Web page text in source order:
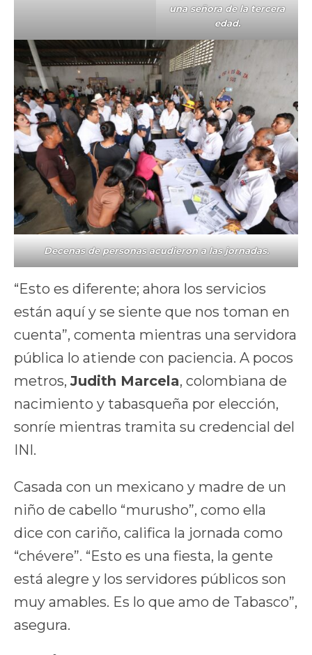
una señora de la tercera
edad.
Decenas de personas acudieron a las jornadas.
“Esto es diferente; ahora los servicios
están aquí y se siente que nos toman en
cuenta”, comenta mientras una servidora
pública lo atiende con paciencia. A pocos
metros, Judith Marcela, colombiana de
nacimiento y tabasqueña por elección,
sonríe mientras tramita su credencial del
INI.
Casada con un mexicano y madre de un
niño de cabello “murusho”, como ella
dice con cariño, califica la jornada como
“chévere”. “Esto es una fiesta, la gente
está alegre y los servidores públicos son
muy amables. Es lo que amo de Tabasco”,
asegura.